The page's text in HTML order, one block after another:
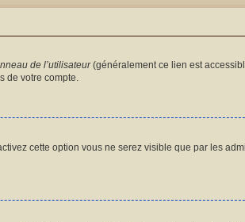
de l’utilisateur(généralement ce lien est
de votre compte.
cette option vous ne serez visible que par les